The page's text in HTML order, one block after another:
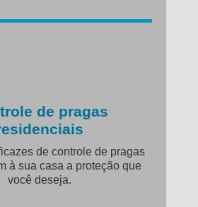
de pragas
de controle de pragas
à sua casa a proteção que
você deseja.